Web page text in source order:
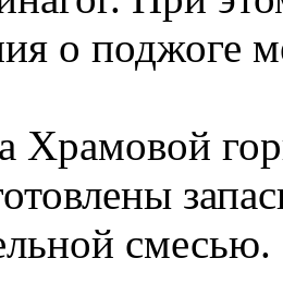
о поджоге
Храмовой